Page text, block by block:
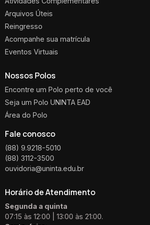
Arquivos Úteis
Reingresso
Acompanhe sua matrícula
Eventos Virtuais
Nossos Polos
Encontre um Polo perto de você
Seja um Polo UNINTA EAD
Área do Polo
Fale conosco
(88) 9.9218-5010
(88) 3112-3500
ouvidoria@uninta.edu.br
Horário de Atendimento
Segunda a quinta
07:15 às 12:00 | 13:00 às 21:00.